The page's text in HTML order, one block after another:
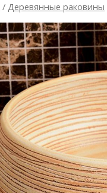
/Деревянные раковины